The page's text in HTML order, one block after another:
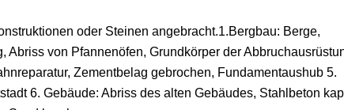
oder Steinen angebracht.1.Bergbau: Berge,
von Pfannenöfen, Grundkörper der
Zementbelag gebrochen, Fundamentaushub 5.
6. Gebäude: Abriss des alten Gebäudes, Stahlbeton